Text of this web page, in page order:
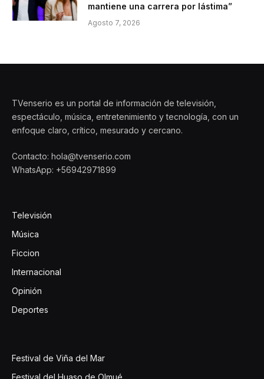
mantiene una carrera por lástima”
Agosto 7, 2026
TVenserio es un portal de información de televisión,
espectáculo, música, entretenimiento y tecnología, con un
enfoque claro, crítico, mesurado y cercano.
Contacto: hola@tvenserio.com
WhatsApp: +56942971899
Televisión
Música
Ficcion
Internacional
Opinión
Deportes
Festival de Viña del Mar
Festival del Huaso de Olmué